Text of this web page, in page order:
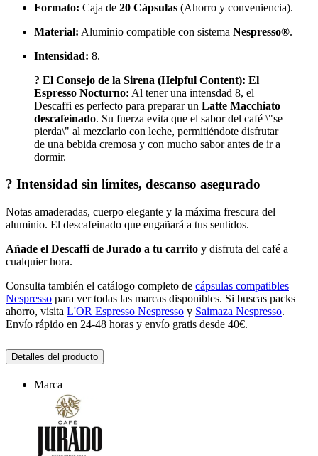
Formato: Caja de 20 Cápsulas (Ahorro y conveniencia).
Material: Aluminio compatible con sistema Nespresso®.
Intensidad: 8.
? El Consejo de la Sirena (Helpful Content): El
Espresso Nocturno: Al tener una intensdad 8, el
Descaffi es perfecto para preparar un Latte Macchiato
descafeinado. Su fuerza evita que el sabor del café \"se
pierda\" al mezclarlo con leche, permitiéndote disfrutar
de una bebida cremosa y con mucho sabor antes de ir a
dormir.
? Intensidad sin límites, descanso asegurado
Notas amaderadas, cuerpo elegante y la máxima frescura del
aluminio. El descafeinado que engañará a tus sentidos.
Añade el Descaffi de Jurado a tu carrito y disfruta del café a
cualquier hora.
Consulta también el catálogo completo de cápsulas compatibles
Nespresso para ver todas las marcas disponibles. Si buscas packs
ahorro, visita L'OR Espresso Nespresso y Saimaza Nespresso.
Envío rápido en 24-48 horas y envío gratis desde 40€.
Detalles del producto
Marca